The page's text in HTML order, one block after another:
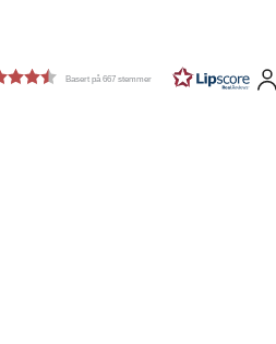
Basert på 667 stemmer